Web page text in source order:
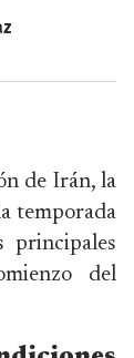
de Irán, la
temporada
principales
del